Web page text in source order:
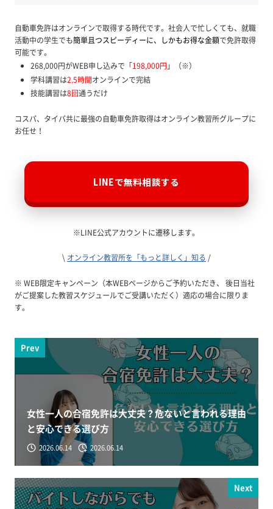
自動車免許はオンラインで取得する時代です。社会人で忙しくても、就職
活動中の学生でも簡単且つスピーディーに、しかもお得な金額で免許取得
可能です。
268,000円がWEB申し込みで「198,000円 」（※）
学科講習は2.5時間オンラインで完結
技能講習は8回通うだけ
コスパ、タイパ共に最強の自動車免許取得はオンライン教習所グループに
お任せ！
LINEで無料相談する
※LINE公式アカウントに遷移します。
\ オンライン教習所を「もっと詳しく」知る /
※ WEB限定キャンペーン（本WEBページからご予約いただき、 後日当社
がご提案した教習スケジュールでご受講いただく）適応の場合に限りま
す。
Prev
女性一人の合宿免許は大丈夫？危ないと言われる理由
と安心できる選び方
2026.06.14 2026.06.14
Next